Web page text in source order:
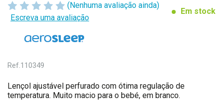
(Nenhuma avaliação ainda)
Escreva uma avaliação
Em stock
Ref.110349
Lençol ajustável perfurado com ótima regulação de
temperatura. Muito macio para o bebé, em branco.